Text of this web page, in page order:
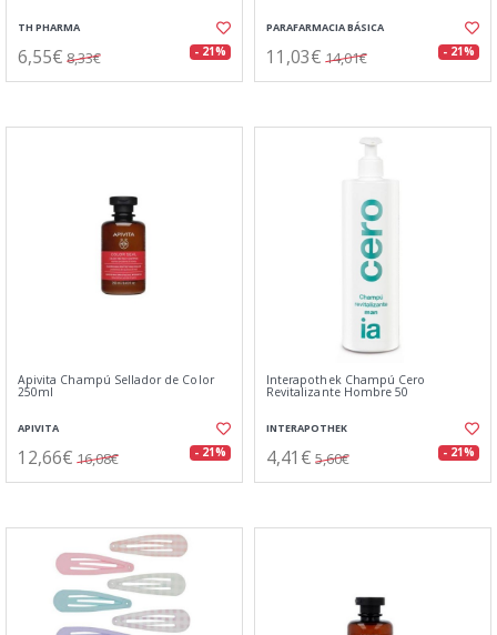
TH PHARMA
6,55€ 8,33€ - 21%
PARAFARMACIA BÁSICA
11,03€ 14,01€ - 21%
Apivita Champú Sellador de Color
250ml
APIVITA
12,66€ 16,08€ - 21%
Interapothek Champú Cero
Revitalizante Hombre 50
INTERAPOTHEK
4,41€ 5,60€ - 21%